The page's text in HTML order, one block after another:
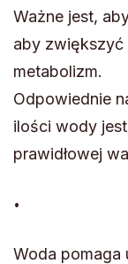
Ważne jest,
aby zwiększyć
metabolizm.
Odpowiednie
ilości wody
prawidłowej
.
Woda pomaga